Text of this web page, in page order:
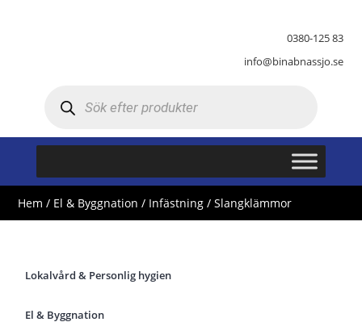
0380-125 83
info@binabnassjo.se
Hem / El & Byggnation / Infästning / Slangklämmor
Lokalvård & Personlig hygien
El & Byggnation